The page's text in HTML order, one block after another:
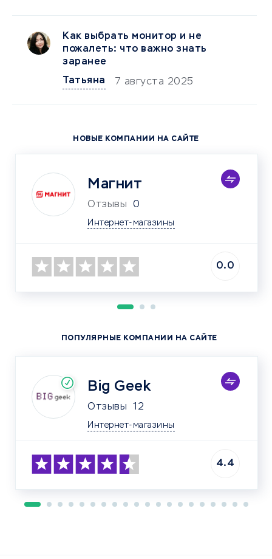
Как выбрать монитор и не
пожалеть: что важно знать
заранее
Татьяна
7 августа 2025
НОВЫЕ КОМПАНИИ НА САЙТЕ
Магнит
Отзывы 0
Интернет-магазины
0.0
ПОПУЛЯРНЫЕ КОМПАНИИ НА САЙТЕ
Big Geek
Отзывы 12
Интернет-магазины
4.4